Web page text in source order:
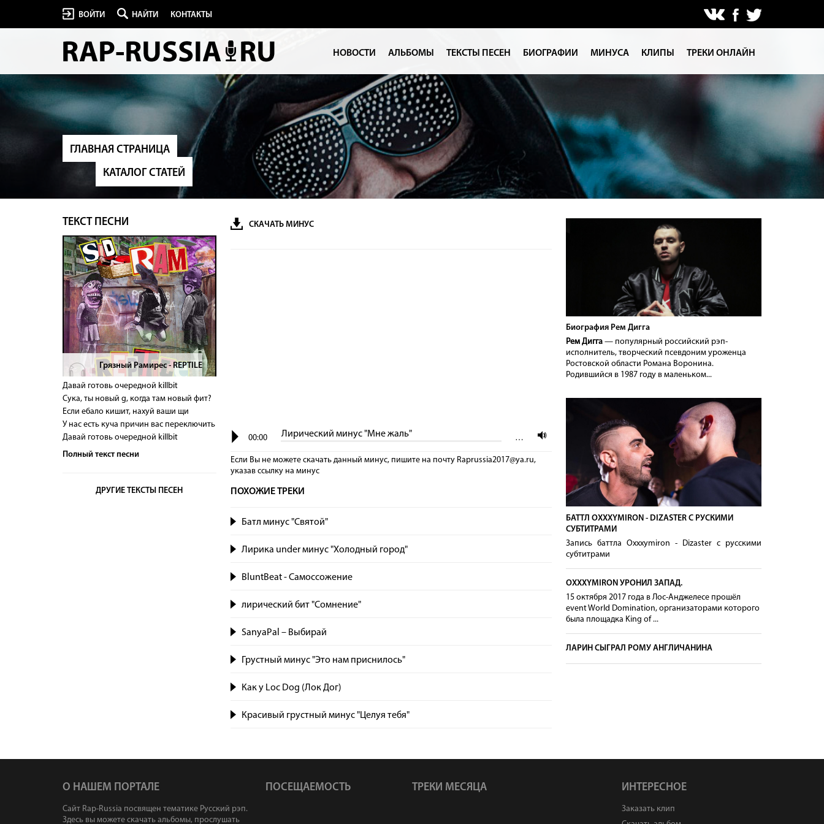
ВОЙТИ НАЙТИ КОНТАКТЫ
НОВОСТИ АЛЬБОМЫ ТЕКСТЫ ПЕСЕН БИОГРАФИИ МИНУСА КЛИПЫ ТРЕКИ ОНЛАЙН
ГЛАВНАЯ СТРАНИЦА
КАТАЛОГ СТАТЕЙ
ТЕКСТ ПЕСНИ
> Грязный Рамирес - REPTILE
Давай готовь очередной killbit
Сука, ты новый g, когда там новый фит?
Если ебало кишит, нахуй ваши щи
У нас есть куча причин вас переключить
Давай готовь очередной killbit
Полный текст песни
ДРУГИЕ ТЕКСТЫ ПЕСЕН
СКАЧАТЬ МИНУС
Лирический минус "Мне жаль"
00:00 …
Если Вы не можете скачать данный минус, пишите на почту Raprussia2017@ya.ru,
указав сcылку на минус
ПОХОЖИЕ ТРЕКИ
Батл минус "Святой"
Лирика under минус "Холодный город"
BluntBeat - Самоссожение
лирический бит "Сомнение"
SanyaPal – Выбирай
Грустный минус "Это нам приснилось"
Как у Loc Dog (Лок Дог)
Красивый грустный минус "Целуя тебя"
Биография Рем Дигга
Рем Дигга— популярный российский рэп-
исполнитель, творческий псевдоним уроженца
Ростовской области Романа Воронина.
Родившийся в 1987 году в маленьком...
БАТТЛ OXXXYMIRON - DIZASTER С РУСКИМИ
СУБТИТРАМИ
Запись баттла Oxxxymiron - Dizaster с русскими
субтитрами
OXXXYMIRON УРОНИЛ ЗАПАД.
15 октября 2017 года в Лос-Анджелесе прошёл
event World Domination, организаторами которого
была площадка King of ...
ЛАРИН СЫГРАЛ РОМУ АНГЛИЧАНИНА
О НАШЕМ ПОРТАЛЕ
Сайт Rap-Russia посвящен тематике Русский рэп.
Здесь вы можете скачать альбомы, прослушать
ПОСЕЩАЕМОСТЬ ТРЕКИ МЕСЯЦА ИНТЕРЕСНОЕ
Заказать клип